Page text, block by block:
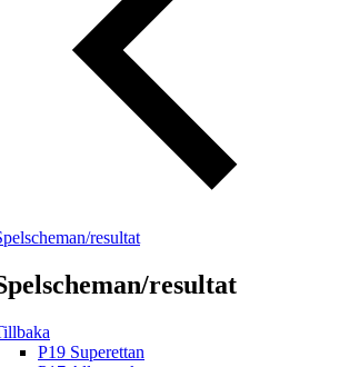
resultat
resultat
P19 Superettan